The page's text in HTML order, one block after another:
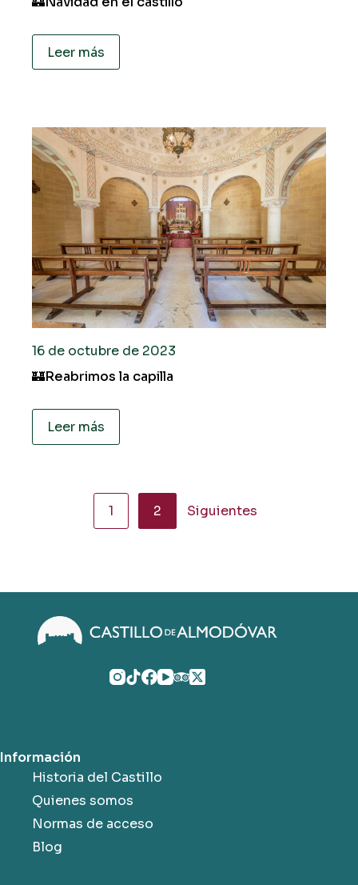
Leer más
16 de octubre de 2023
🏰Reabrimos la capilla
Leer más
Paginación
de
1 2 Siguientes
Información
Historia del Castillo
Quienes somos
Normas de acceso
Blog